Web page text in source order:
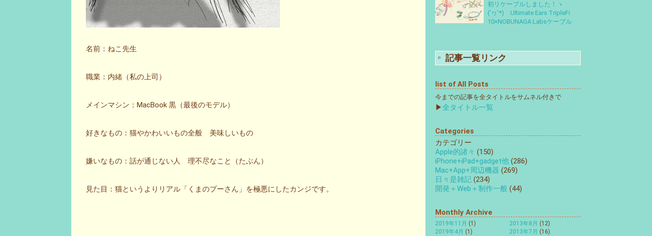
名前：ねこ先生
職業：内緒（私の上司）
メインマシン：MacBook 黒（最後のモデル）
好きなもの：猫やかわいいもの全般 美味しいもの
嫌いなもの：話が通じない人 理不尽なこと（たぶん）
見た目：猫というよりリアル「くまのプーさん」を極悪にしたカンジです。
初リケーブルしました！ヽ
(‘ヮ’*)ゝUltimate Ears TripleFi
10×NOBUNAGA Labsケーブル
記事一覧リンク
list of All Posts
今までの記事を全タイトルをサムネル付きで
▶全タイトル一覧
Categories
カテゴリー
Apple的諸々 (150)
iPhone+iPad+gadget他 (286)
Mac+App+周辺機器 (269)
日々是雑記 (234)
開発＋Web＋制作一般 (44)
Monthly Archive
2019年11月 (1)
2019年4月 (1)
2013年8月 (12)
2013年7月 (16)